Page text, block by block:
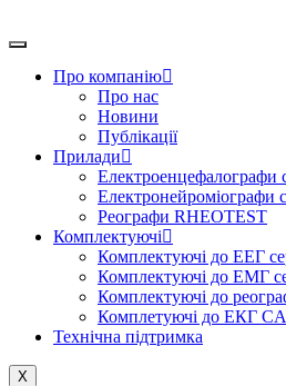
до
Про компанію
Про нас
Новини
Публікації
Прилади
Електроенцефалографи
Електронейроміографи
Реографи RHEOTEST
Комплектуючі
Комплектуючі до ЕЕГ
Комплектуючі до ЕМГ
Комплектуючі до
Комплетуючі до ЕКГ
Технічна підтримка
X